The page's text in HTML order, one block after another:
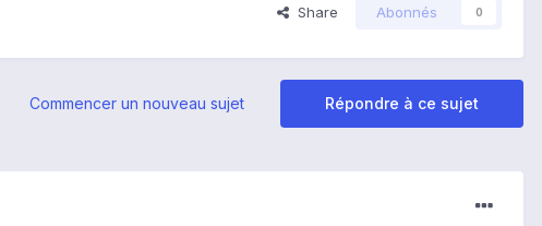
Share Abonnés 0
Répondre à ce sujet
Commencer un nouveau sujet